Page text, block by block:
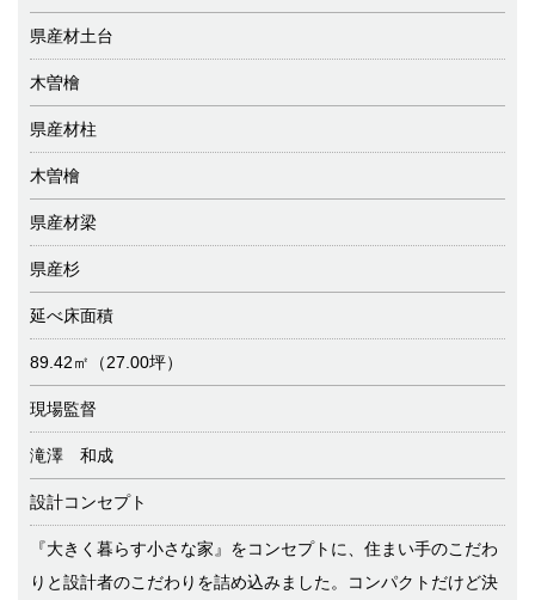
県産材土台
木曽檜
県産材柱
木曽檜
県産材梁
県産杉
延べ床面積
89.42㎡（27.00坪）
現場監督
滝澤 和成
設計コンセプト
『大きく暮らす小さな家』をコンセプトに、住まい手のこだわ
りと設計者のこだわりを詰め込みました。コンパクトだけど決